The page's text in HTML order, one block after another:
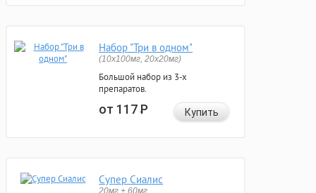
Набор "Три в одном"
(10x100мг, 20x20мг)
Большой набор из 3-х
препаратов.
от 117Р Купить
Супер Сиалис